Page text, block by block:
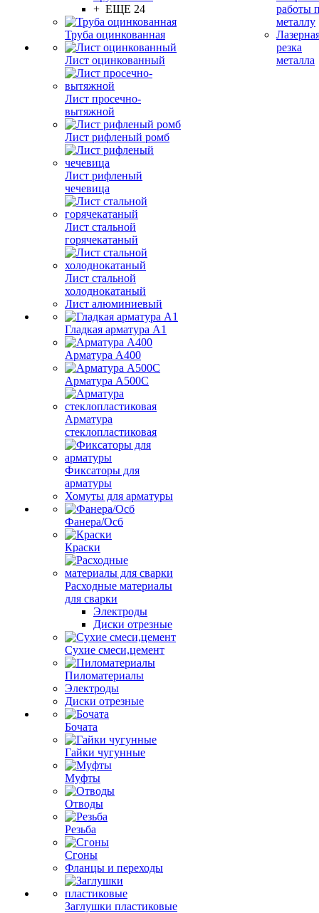
+ ЕЩЕ 24
Труба оцинкованная
Лист оцинкованный
Лист просечно-
вытяжной
Лист рифленый ромб
Лист рифленый
чечевица
Лист стальной
горячекатаный
Лист стальной
холоднокатаный
Лист алюминиевый
Гладкая арматура А1
Арматура А400
Арматура A500C
Арматура
стеклопластиковая
Фиксаторы для
арматуры
Хомуты для арматуры
Фанера/Осб
Краски
Расходные материалы
для сварки
Электроды
Диски отрезные
Сухие смеси,цемент
Пиломатериалы
Электроды
Диски отрезные
Бочата
Гайки чугунные
Муфты
Отводы
Резьба
Сгоны
Фланцы и переходы
Заглушки пластиковые
работы
металлу
резка
металла